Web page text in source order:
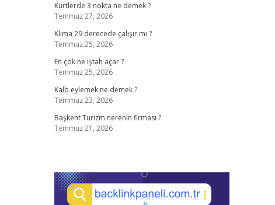
Kürtlerde 3 nokta ne demek ?
Temmuz 27, 2026
Klima 29 derecede çalışır mı ?
Temmuz 25, 2026
En çok ne iştah açar ?
Temmuz 25, 2026
Kalb eylemek ne demek ?
Temmuz 23, 2026
Başkent Turizm nerenin firması ?
Temmuz 21, 2026